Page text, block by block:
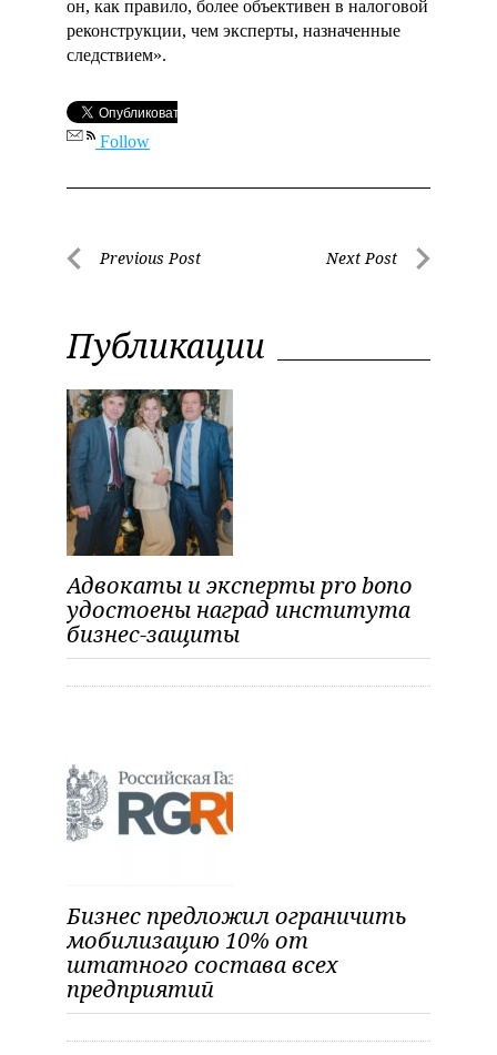
он, как правило, более объективен в налоговой
реконструкции, чем эксперты, назначенные
следствием».
Follow
Н
в
и
г
а
ц
и
я
п
о
з
п
и
с
м
Previous Post
e
v
i
o
u
s
P
o
t
Next Post
t
Публикации
Адвокаты и эксперты pro bono
удостоены наград института
бизнес-защиты
Бизнес предложил ограничить
мобилизацию 10% от
штатного состава всех
предприятий